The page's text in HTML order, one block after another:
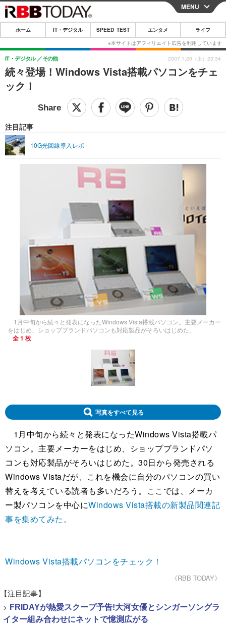
CLOSE
ホーム
IT・デジタル
IT・デジタルTOP スマートフォン
ショッピング その他
SPEED TEST
エンタメTOP 映画・ドラマ
ライフTOP
リリース一覧
プッシュ通知の停止方法
MENU
ホーム IT・デジタル SPEED TEST エンタメ ライフ
続々登場！Windows Vista搭載パソコンをチェ
ック！
IT・デジタル その他
注目記事
10G光回線導入レポ
2007.1.20（土）23:34
1月中旬から続々と発表になったWindows Vista搭載パソコン。主要メーカー
をはじめ、ショップブランドパソコンも対応製品がそろいはじめた。
全 1 枚
写真をすべて見る
1月中旬から続々と発表になったWindows Vista搭載パ
ソコン。主要メーカーをはじめ、ショップブランドパソ
コンも対応製品がそろいはじめた。30日から発売される
Windows Vistaだが、これを機会に自分のパソコンの買い
替えを考えている読者も多いだろう。ここでは、メーカ
ー製パソコンを中心にWindows Vista搭載の新製品関連記
事を集めてみた。
Windows Vista搭載パソコンをチェック！
《RBB TODAY》
【注目記事】
> FRIDAYが熱愛スクープ予告!大河女優とシンガーソングラ
イター組み合わせにネットで憶測広がる